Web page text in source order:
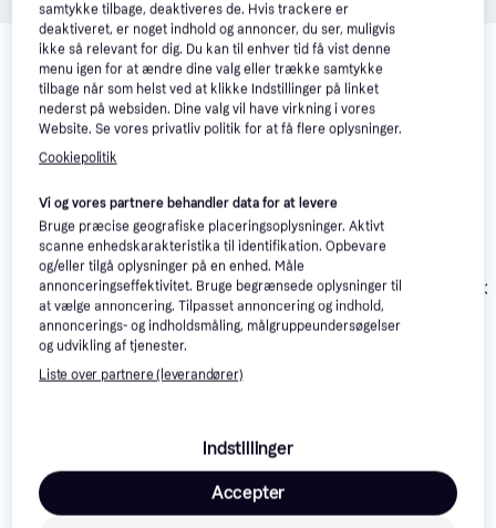
Relaterede produkter
Se vores forslag til andre produkter, der matcher dine
interesser. Vis alle
Trender
vidaXL Akvariebord
121x41x58
konstrueret træ hvid
940 kr.
vidaXL Engineered
121x41x58cm
1.148 kr.
Juwel Trigon
Læs om produktet
Laveste pris for Juwel Vison Akvarie Led 260l.
4.299 kr. Det er den bedste pris lige nu blandt 2
samtykke tilbage, deaktiveres de. Hvis trackere er
deaktiveret, er noget indhold og annoncer, du ser, muligvis
ikke så relevant for dig. Du kan til enhver tid få vist denne
menu igen for at ændre dine valg eller trække samtykke
tilbage når som helst ved at klikke Indstillinger på linket
nederst på websiden. Dine valg vil have virkning i vores
Website. Se vores privatliv politik for at få flere oplysninger.
Cookiepolitik
Vi og vores partnere behandler data for at levere
Bruge præcise geografiske placeringsoplysninger. Aktivt
scanne enhedskarakteristika til identifikation. Opbevare
og/eller tilgå oplysninger på en enhed. Måle
annonceringseffektivitet. Bruge begrænsede oplysninger til
at vælge annoncering. Tilpasset annoncering og indhold,
annoncerings- og indholdsmåling, målgruppeundersøgelser
og udvikling af tjenester.
Liste over partnere (leverandører)
Indstillinger
Accepter